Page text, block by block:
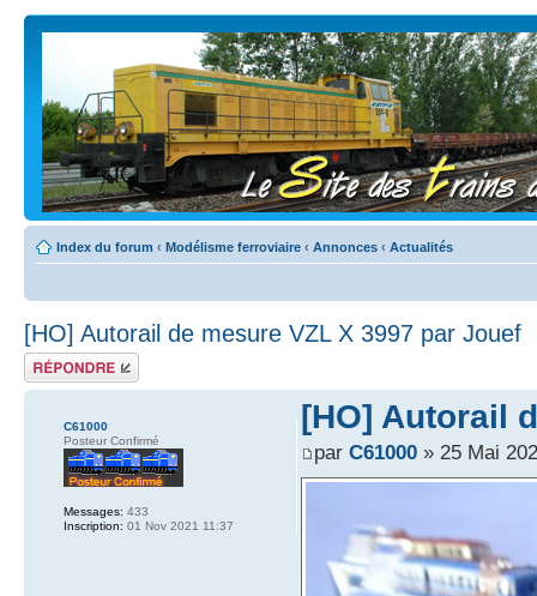
Index du forum ‹ Modélisme ferroviaire ‹ Annonces ‹ Actualités
[HO] Autorail de mesure VZL X 3997 par Jouef
Répondre
[HO] Autorail
par C61000» 25 Mai
C61000
Posteur Confirmé
Messages: 433
Inscription: 01 Nov 2021 11:37